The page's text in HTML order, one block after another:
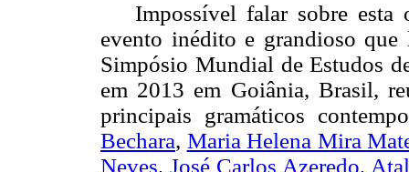
Impossível falar sobre esta
evento inédito e grandioso
Simpósio Mundial de Estudos
em 2013 em Goiânia, Brasil,
principais gramáticos
Bechara, Maria Helena Mira
Neves, José Carlos Azeredo,